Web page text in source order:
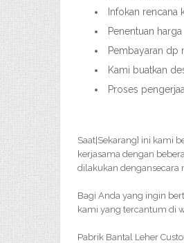
Infokan
Penentuan harga
Pembayaran dp
Kami buatkan
Proses
Saat|Sekarang} ini kami
kerjasama dengan
dilakukan dengansecara
Bagi Anda yang ingin
kami yang tercantum di
Pabrik Bantal Leher